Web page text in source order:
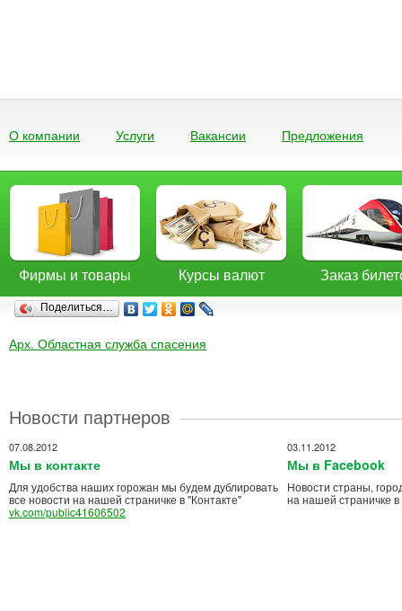
О компании Услуги Вакансии Предложения
Фирмы и товары Курсы валют Заказ
Поделиться…
Арх. Областная служба спасения
Новости партнеров
07.08.2012
Мы в контакте
Для удобства наших горожан мы будем дублировать
все новости на нашей страничке в "Контакте"
vk.com/public41606502
03.11.2012
Мы в Facebook
Новости страны,
на нашей страничке в